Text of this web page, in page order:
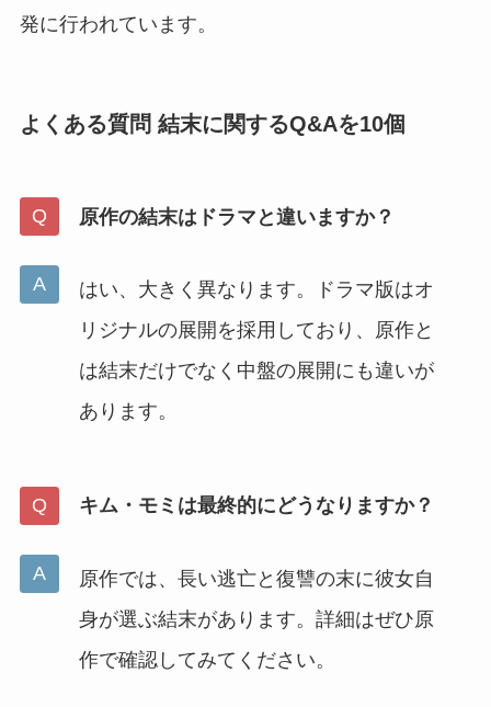
発に行われています。
よくある質問 結末に関するQ&Aを10個
原作の結末はドラマと違いますか？
はい、大きく異なります。ドラマ版はオ
リジナルの展開を採用しており、原作と
は結末だけでなく中盤の展開にも違いが
あります。
キム・モミは最終的にどうなりますか？
原作では、長い逃亡と復讐の末に彼女自
身が選ぶ結末があります。詳細はぜひ原
作で確認してみてください。